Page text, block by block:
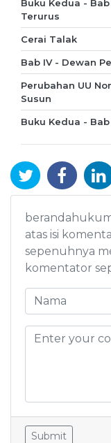
Buku Kedua -
Terurus
Cerai Talak
Bab IV - Dewan
Perubahan UU
Susun
Buku Kedua -
atas isi
sepenuhnya
komentator
Submit